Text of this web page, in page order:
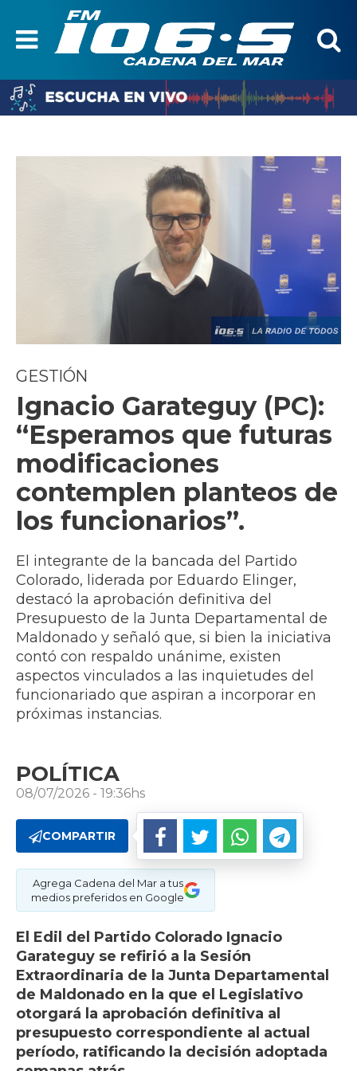
GESTIÓN
Ignacio Garateguy (PC):
“Esperamos que futuras
modificaciones
contemplen planteos de
los funcionarios”.
El integrante de la bancada del Partido
Colorado, liderada por Eduardo Elinger,
destacó la aprobación definitiva del
Presupuesto de la Junta Departamental de
Maldonado y señaló que, si bien la iniciativa
contó con respaldo unánime, existen
aspectos vinculados a las inquietudes del
funcionariado que aspiran a incorporar en
próximas instancias.
POLÍTICA
08/07/2026 - 19:36hs
COMPARTIR
Agrega Cadena del Mar a tus
medios preferidos en Google
El Edil del Partido Colorado Ignacio
Garateguy se refirió a la Sesión
Extraordinaria de la Junta Departamental
de Maldonado en la que el Legislativo
otorgará la aprobación definitiva al
presupuesto correspondiente al actual
período, ratificando la decisión adoptada